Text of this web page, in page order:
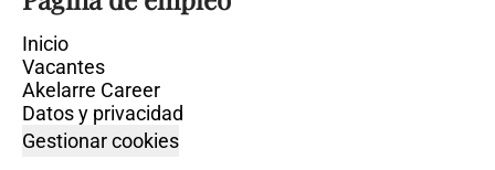
Inicio
Vacantes
Akelarre Career
Datos y privacidad
Gestionar cookies